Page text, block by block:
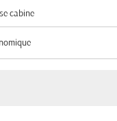
cabine
cabine option Économique